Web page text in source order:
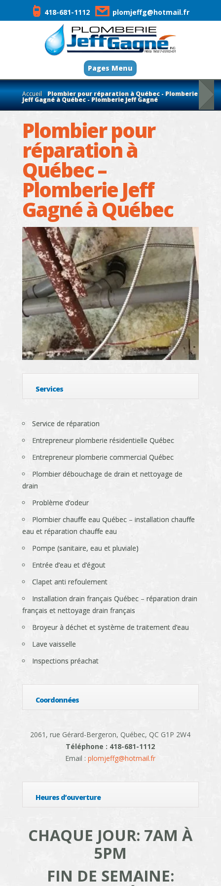
418-681-1112 plomjeffg@hotmail.fr
Pages Menu
Accueil Plombier pour réparation à Québec - Plomberie
Jeff Gagné à Québec - Plomberie Jeff Gagné
Plombier pour
réparation à
Québec –
Plomberie Jeff
Gagné à Québec
Services
Service de réparation
Entrepreneur plomberie résidentielle Québec
Entrepreneur plomberie commercial Québec
Plombier débouchage de drain et nettoyage de
drain
Problème d’odeur
Plombier chauffe eau Québec – installation chauffe
eau et réparation chauffe eau
Pompe (sanitaire, eau et pluviale)
Entrée d’eau et d’égout
Clapet anti refoulement
Installation drain français Québec – réparation drain
français et nettoyage drain français
Broyeur à déchet et système de traitement d’eau
Lave vaisselle
Inspections préachat
Coordonnées
2061, rue Gérard-Bergeron, Québec, QC G1P 2W4
Téléphone : 418-681-1112
Email :plomjeffg@hotmail.fr
Heures d’ouverture
CHAQUE JOUR: 7AM À
5PM
FIN DE SEMAINE: